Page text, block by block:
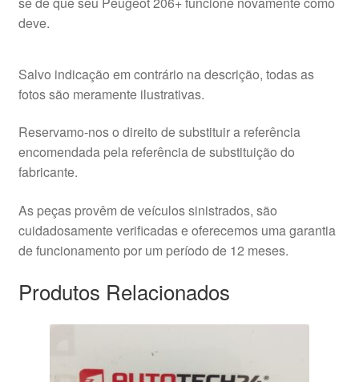
deve.
Salvo indicação em contrário na descrição, todas as
fotos são meramente ilustrativas.
Reservamo-nos o direito de substituir a referência
encomendada pela referência de substituição do
fabricante.
As peças provêm de veículos sinistrados, são
cuidadosamente verificadas e oferecemos uma garantia
de funcionamento por um período de 12 meses.
Produtos Relacionados